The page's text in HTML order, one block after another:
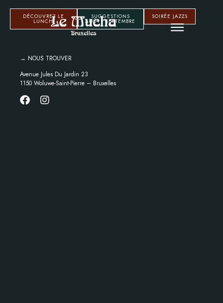
DÉCOUVREZ LE
LUNCH
SUGGESTIONS
AOÛT - SEPTEMBRE
SOIRÉE JAZZS
→ NOUS TROUVER
Avenue Jules Du Jardin 23
1150 Woluwe-Saint-Pierre – Bruxelles